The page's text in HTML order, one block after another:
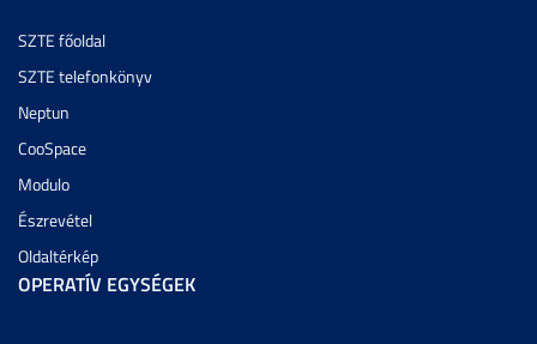
SZTE főoldal
SZTE telefonkönyv
Neptun
CooSpace
Modulo
Észrevétel
Oldaltérkép
OPERATÍV EGYSÉGEK